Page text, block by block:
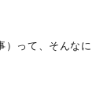
）って、そんなに